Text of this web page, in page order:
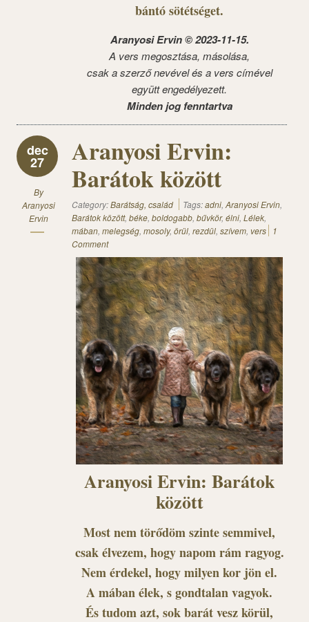
bántó sötétséget.
Aranyosi Ervin © 2023-11-15.
A vers megosztása, másolása,
csak a szerző nevével és a vers címével
együtt engedélyezett.
Minden jog fenntartva
dec
27
By
Aranyosi
Ervin
Aranyosi Ervin:
Barátok között
Category:Barátság, család Tags:adni, Aranyosi Ervin,
Barátok között, béke, boldogabb, bűvkör, élni, Lélek,
mában, melegség, mosoly, örül, rezdül, szívem, vers
1
Comment
Aranyosi Ervin: Barátok
között
Most nem törődöm szinte semmivel,
csak élvezem, hogy napom rám ragyog.
Nem érdekel, hogy milyen kor jön el.
A mában élek, s gondtalan vagyok.
És tudom azt, sok barát vesz körül,